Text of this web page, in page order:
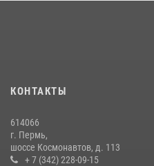
24 июля 2026, 08:45
КОНТАКТЫ
614066
г. Пермь,
шоссе Космонавтов, д. 113
+ 7 (342) 228-09-15